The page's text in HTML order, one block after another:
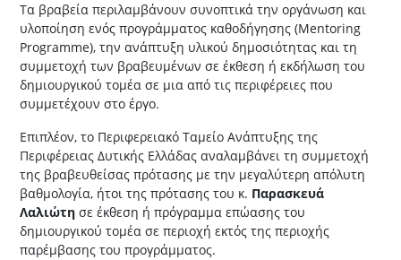
Τα βραβεία περιλαμβάνουν συνοπτικά την οργάνωση και
υλοποίηση ενός προγράμματος καθοδήγησης (Mentoring
Programme), την ανάπτυξη υλικού δημοσιότητας και τη
συμμετοχή των βραβευμένων σε έκθεση ή εκδήλωση του
δημιουργικού τομέα σε μια από τις περιφέρειες που
συμμετέχουν στο έργο.
Επιπλέον, το Περιφερειακό Ταμείο Ανάπτυξης της
Περιφέρειας Δυτικής Ελλάδας αναλαμβάνει τη συμμετοχή
της βραβευθείσας πρότασης με την μεγαλύτερη απόλυτη
βαθμολογία, ήτοι της πρότασης του κ. Παρασκευά
Λαλιώτη σε έκθεση ή πρόγραμμα επώασης του
δημιουργικού τομέα σε περιοχή εκτός της περιοχής
παρέμβασης του προγράμματος.